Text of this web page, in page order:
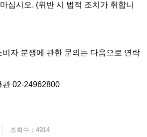
십시오. (위반 시 법적 조치가 취합니
비자 분쟁에 관한 문의는 다음으로 연락
관 02-24962800
조회수：4914